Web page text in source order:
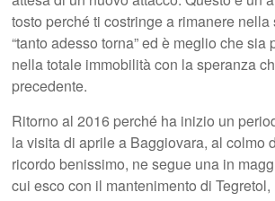
tosto perché ti costringe a rimanere
“tanto adesso torna” ed è meglio che sia
nella totale immobilità con la speranza
precedente.
Ritorno al 2016 perché ha inizio un
la visita di aprile a Baggiovara, al colmo
ricordo benissimo, ne segue una in
cui esco con il mantenimento di